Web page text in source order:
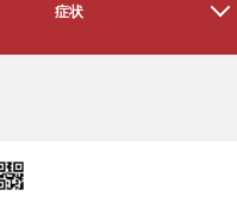
症状